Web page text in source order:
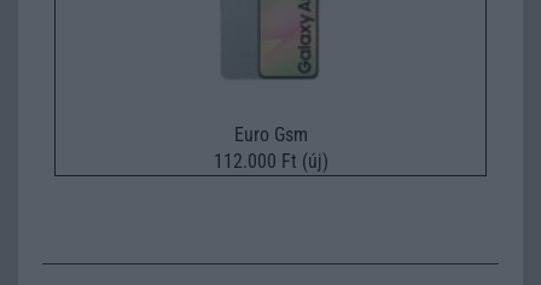
Euro Gsm
112.000 Ft (új)